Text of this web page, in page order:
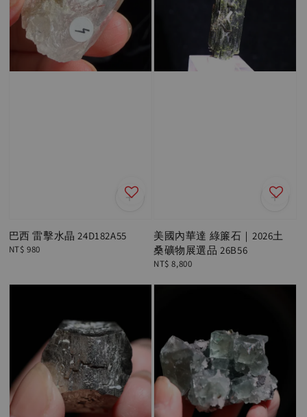
巴西 雷擊水晶 24D182A55
Regular
NT$ 980
美國內華達 綠簾石｜2026土
桑礦物展選品 26B56
Regular
NT$ 8,800